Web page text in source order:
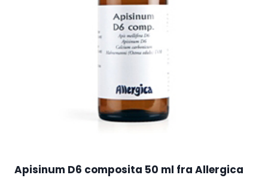
Apisinum D6 composita 50 ml fra Allergica